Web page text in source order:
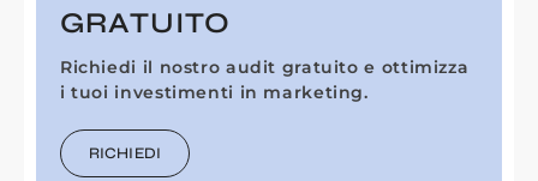
GRATUITO
Richiedi il nostro audit gratuito e ottimizza
i tuoi investimenti in marketing.
RICHIEDI